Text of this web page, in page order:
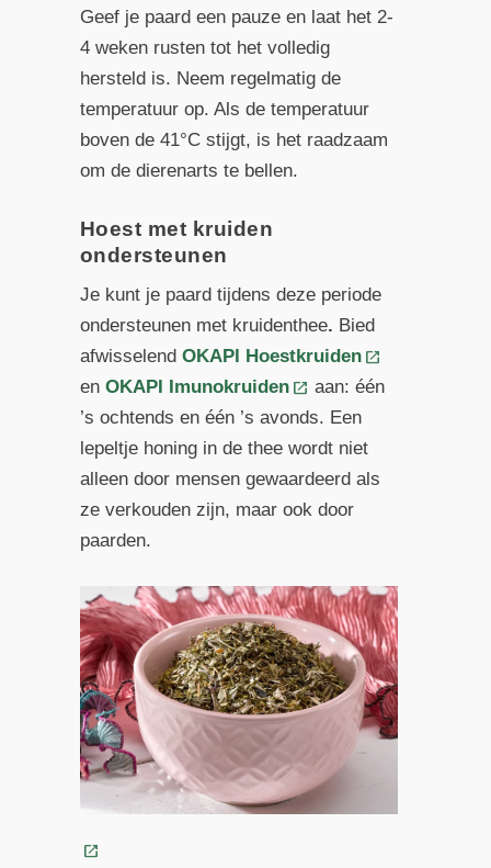
Geef je paard een pauze en laat het 2-
4 weken rusten tot het volledig
hersteld is. Neem regelmatig de
temperatuur op. Als de temperatuur
boven de 41°C stijgt, is het raadzaam
om de dierenarts te bellen.
Hoest met kruiden
ondersteunen
Je kunt je paard tijdens deze periode
ondersteunen met kruidenthee. Bied
afwisselend OKAPI Hoestkruiden
en OKAPI Imunokruiden
aan: één
’s ochtends en één ’s avonds. Een
lepeltje honing in de thee wordt niet
alleen door mensen gewaardeerd als
ze verkouden zijn, maar ook door
paarden.